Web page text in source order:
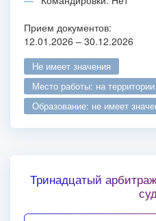
Прием документов:
12.01.2026 – 30.12.2026
не имеет значения
место работы: на
образование: не имеет
Тринадцатый